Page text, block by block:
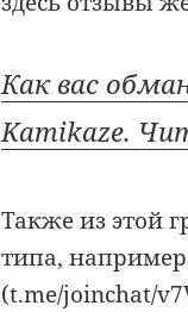
Как вас
Kamikaze.
Также из этой
типа,
(t.me/joinchat/